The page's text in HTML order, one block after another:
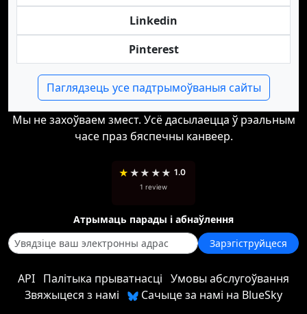
Linkedin
Pinterest
Паглядзець усе падтрымоўваныя сайты
Мы не захоўваем змест. Усё дасылаецца ў рэальным
часе праз бяспечны канвеер.
★ ★★ ★★ 1.0
1 review
Атрымаць парады і абнаўлення
Зарэгіструйцеся
API Палітыка прыватнасці Умовы абслугоўвання
Звяжыцеся з намі
Сачыце за намі на BlueSky